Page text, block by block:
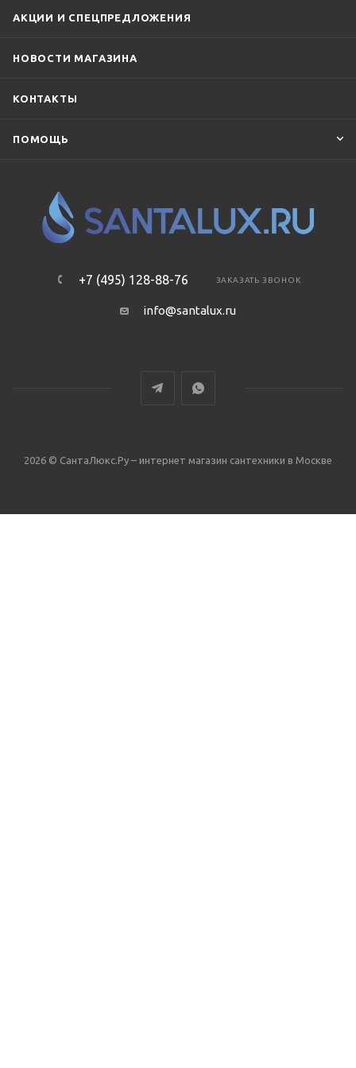
Villeroy & Boch Vincea Vitra
АКЦИИ И СПЕЦПРЕДЛОЖЕНИЯ
НОВОСТИ МАГАЗИНА
КОНТАКТЫ
ПОМОЩЬ
+7 (495) 128-88-76 ЗАКАЗАТЬ ЗВОНОК
info@santalux.ru
2026 © СантаЛюкс.Ру – интернет магазин сантехники в Москве